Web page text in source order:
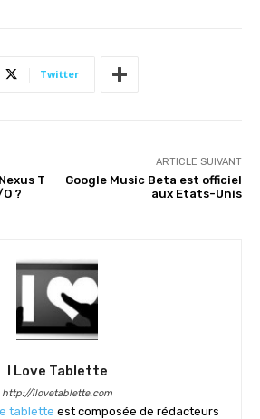
Twitter
T
?
ARTICLE SUIVANT
Google Music Beta est officiel
aux Etats-Unis
I Love Tablette
http://ilovetablette.com
tablette est composée de rédacteurs